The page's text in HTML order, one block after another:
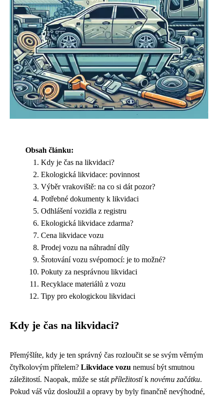
Obsah článku:
Kdy je čas na likvidaci?
Ekologická likvidace: povinnost
Výběr vrakoviště: na co si dát pozor?
Potřebné dokumenty k likvidaci
Odhlášení vozidla z registru
Ekologická likvidace zdarma?
Cena likvidace vozu
Prodej vozu na náhradní díly
Šrotování vozu svépomocí: je to možné?
Pokuty za nesprávnou likvidaci
Recyklace materiálů z vozu
Tipy pro ekologickou likvidaci
Kdy je čas na likvidaci?
Přemýšlíte, kdy je ten správný čas rozloučit se se svým věrným
čtyřkolovým přítelem? Likvidace vozu nemusí být smutnou
záležitostí. Naopak, může se stát příležitostík novému začátku.
Pokud váš vůz dosloužil a opravy by byly finančně nevýhodné,